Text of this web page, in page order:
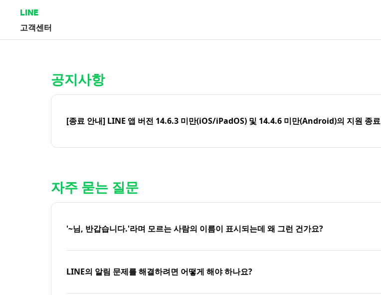
LINE
고객센터
공지사항
[종료 안내] LINE 앱 버전 14.6.3 미만(iOS/iPadOS) 및 14.4.6 미만(Android)의 지원 종료
자주 묻는 질문
'~님, 반갑습니다.'라며 모르는 사람의 이름이 표시되는데 왜 그런 건가요?
LINE의 알림 문제를 해결하려면 어떻게 해야 하나요?